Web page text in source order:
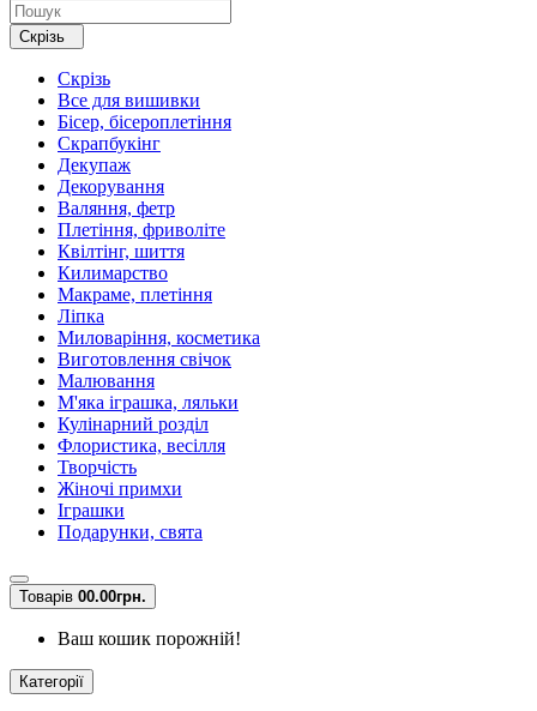
Скрізь
Скрізь
Все для вишивки
Бісер, бісероплетіння
Скрапбукінг
Декупаж
Декорування
Валяння, фетр
Плетіння, фриволіте
Квілтінг, шиття
Килимарство
Макраме, плетіння
Ліпка
Миловаріння, косметика
Виготовлення свічок
Малювання
М'яка іграшка, ляльки
Кулінарний розділ
Флористика, весілля
Творчість
Жіночі примхи
Іграшки
Подарунки, свята
Товарів 00.00грн.
Ваш кошик порожній!
Категорії